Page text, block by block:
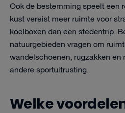
Ook de bestemming speelt een
kust vereist meer ruimte voor
koelboxen dan een stedentrip.
natuurgebieden vragen om
wandelschoenen, rugzakken
andere sportuitrusting.
Welke